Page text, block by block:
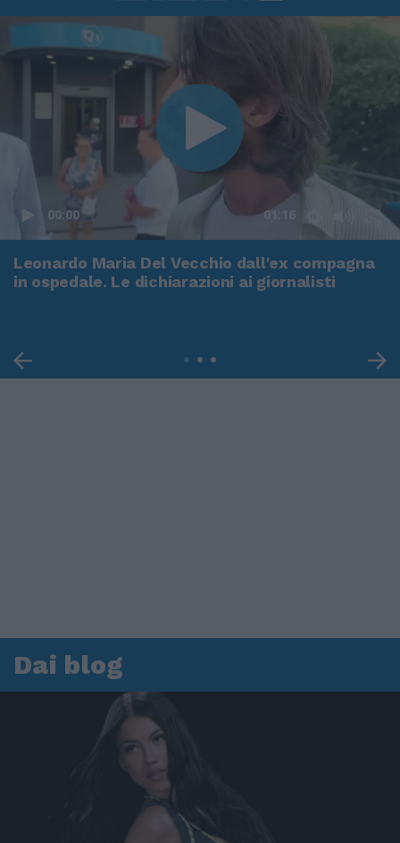
00:00 01:16
Leonardo Maria Del Vecchio dall'ex compagna
in ospedale. Le dichiarazioni ai giornalisti
Dai blog